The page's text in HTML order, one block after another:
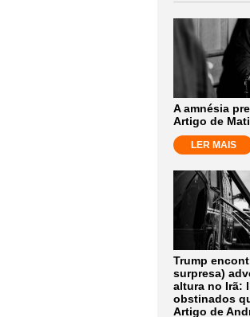
A amnésia
Artigo de
LER MAIS
Trump
surpresa)
altura no Irã:
obstinados
Artigo de